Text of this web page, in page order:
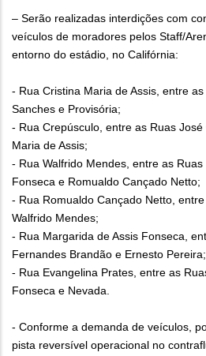
– Serão realizadas interdições com
veículos de moradores pelos Staff/
entorno do estádio, no Califórnia:
- Rua Cristina Maria de Assis, entre
Sanches e Provisória;
- Rua Crepúsculo, entre as Ruas
Maria de Assis;
- Rua Walfrido Mendes, entre as
Fonseca e Romualdo Cançado Netto;
- Rua Romualdo Cançado Netto,
Walfrido Mendes;
- Rua Margarida de Assis Fonseca,
Fernandes Brandão e Ernesto Pereira;
- Rua Evangelina Prates, entre as
Fonseca e Nevada.
- Conforme a demanda de veículos,
pista reversível operacional no